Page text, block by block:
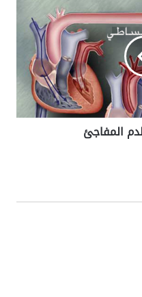
المفاجئ